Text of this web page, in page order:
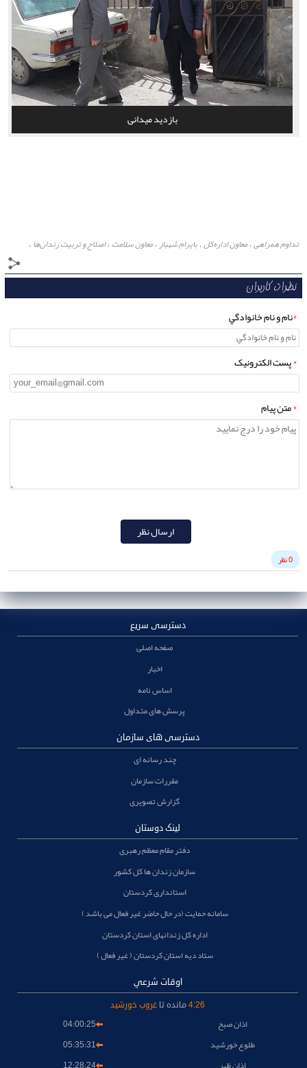
بازدید میدانی
تداوم همراهی،معاون اداره‌کل،بایرام شهباز،معاون سلامت ،اصلاح و تربیت زندان‌ها ،
پایش واقعی نیازها،برنامه‌ریزی دقیق‌،بسته‌های کالایی،پیگیری مشترک،
نظرات کاربران
*نام و نام خانوادگي
*پست الکترونيک
*متن پيام
ارسال نظر
0 نظر
دسترسی سریع
صفحه اصلی
اخبار
اساس نامه
پرسش های متداول
دسترسی های سازمان
چند رسانه ای
مقررات سازمان
گزارش تصویری
لینک دوستان
دفتر مقام معظم رهبری
سازمان زندان ها کل کشور
استانداری کردستان
سامانه حمایت (در حال حاضر غیر فعال می باشد )
اداره کل زندانهای استان کردستان
ستاد دیه استان کردستان ( غیر فعال )
اوقات شرعي
4:26 مانده تا غروب خورشید
اذان صبح
04:00:25
طلوع خورشيد
05:35:31